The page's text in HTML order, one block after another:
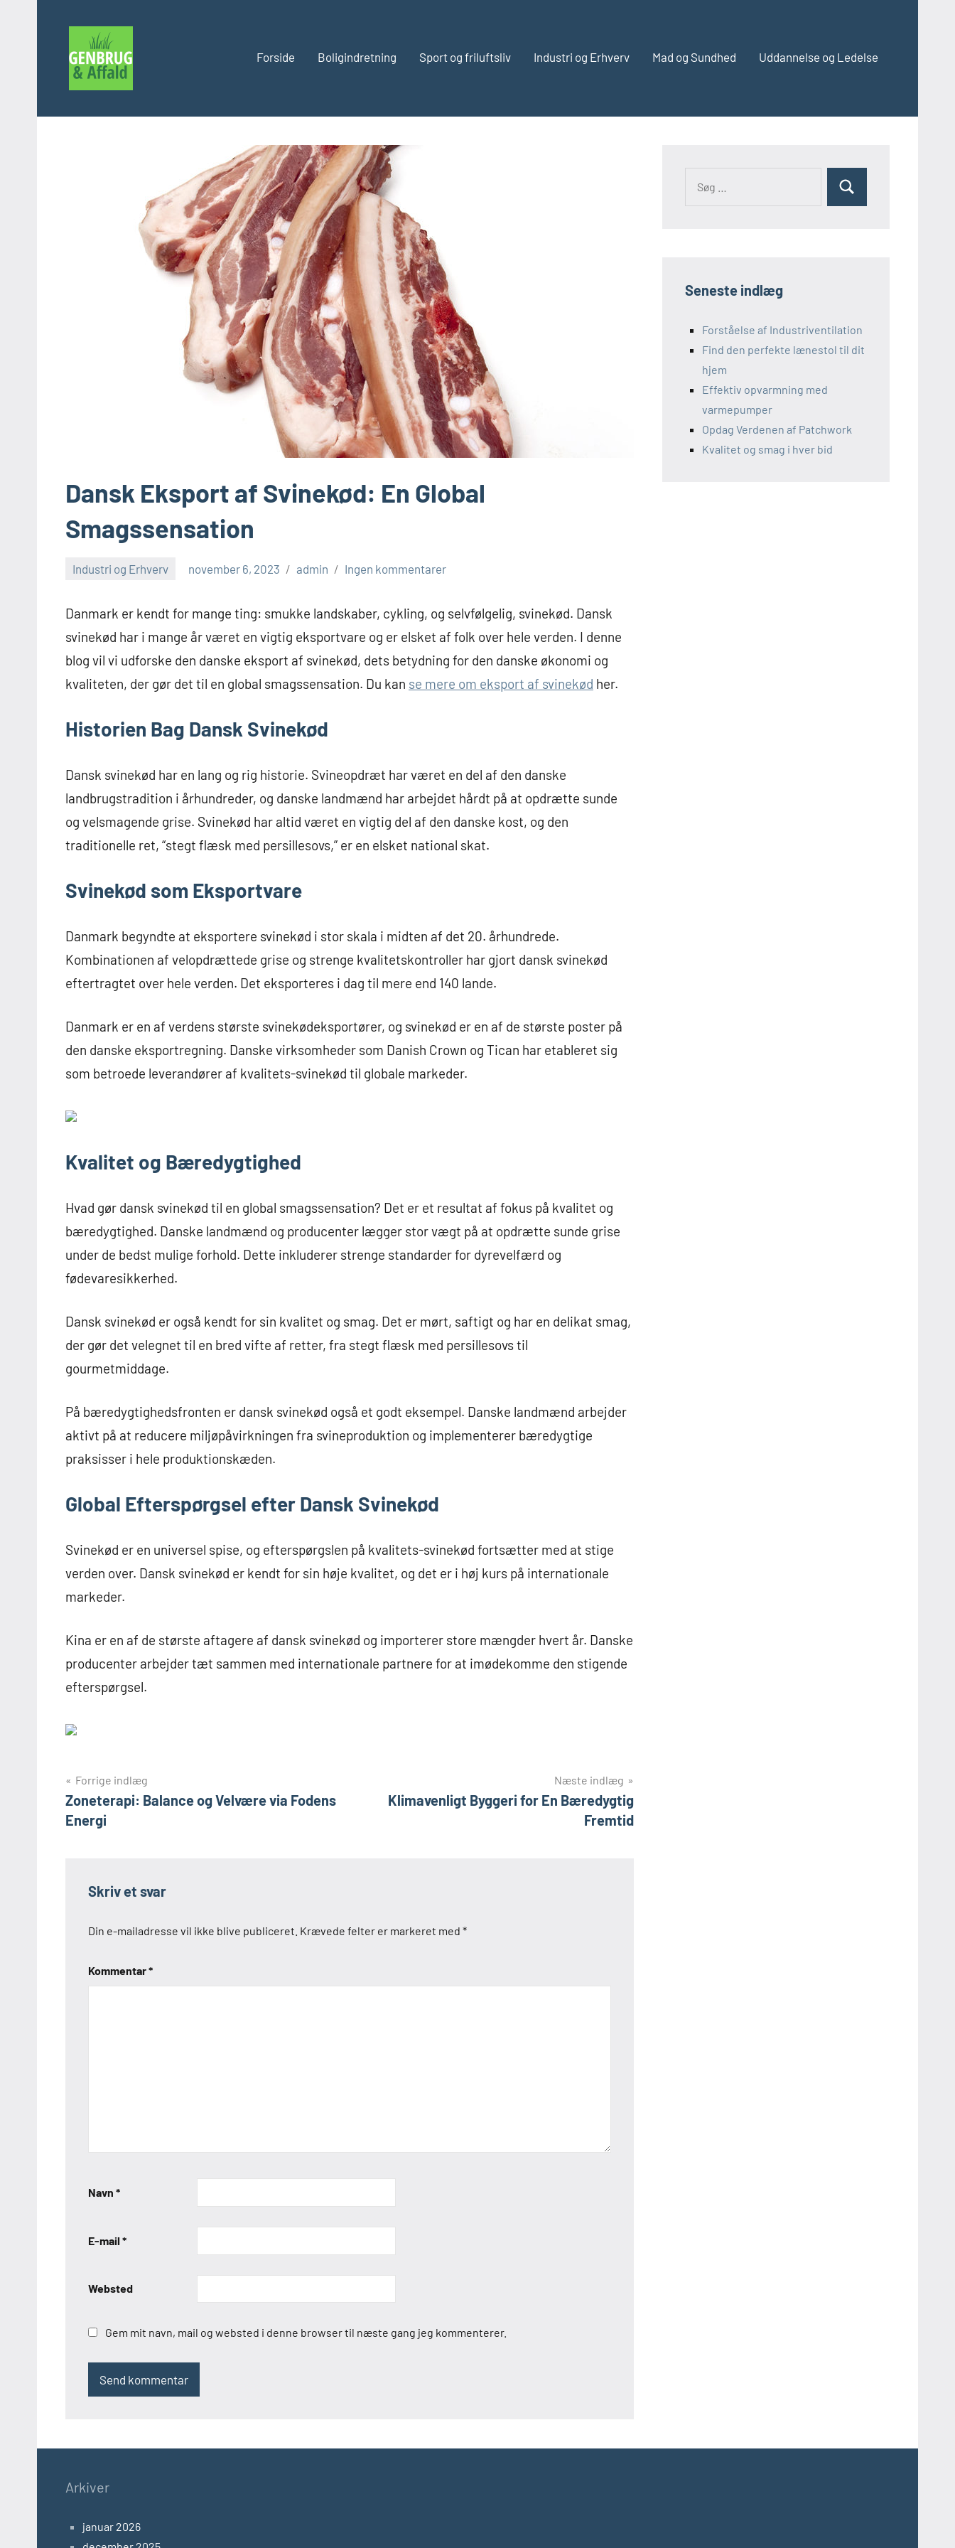
indhold
og
Forside Boligindretning Sport og friluftsliv Industri og Erhverv Mad og Sundhed Uddannelse og Ledelse
Dansk Eksport af Svinekød: En Global
Smagssensation
Industri og Erhverv november 6, 2023 admin Ingen kommentarer
Danmark er kendt for mange ting: smukke landskaber, cykling, og selvfølgelig, svinekød. Dansk
svinekød har i mange år været en vigtig eksportvare og er elsket af folk over hele verden. I denne
blog vil vi udforske den danske eksport af svinekød, dets betydning for den danske økonomi og
kvaliteten, der gør det til en global smagssensation. Du kan se mere om eksport af svinekød her.
Historien Bag Dansk Svinekød
Dansk svinekød har en lang og rig historie. Svineopdræt har været en del af den danske
landbrugstradition i århundreder, og danske landmænd har arbejdet hårdt på at opdrætte sunde
og velsmagende grise. Svinekød har altid været en vigtig del af den danske kost, og den
traditionelle ret, “stegt flæsk med persillesovs,” er en elsket national skat.
Svinekød som Eksportvare
Danmark begyndte at eksportere svinekød i stor skala i midten af det 20. århundrede.
Kombinationen af velopdrættede grise og strenge kvalitetskontroller har gjort dansk svinekød
eftertragtet over hele verden. Det eksporteres i dag til mere end 140 lande.
Danmark er en af verdens største svinekødeksportører, og svinekød er en af de største poster på
den danske eksportregning. Danske virksomheder som Danish Crown og Tican har etableret sig
som betroede leverandører af kvalitets-svinekød til globale markeder.
Kvalitet og Bæredygtighed
Hvad gør dansk svinekød til en global smagssensation? Det er et resultat af fokus på kvalitet og
bæredygtighed. Danske landmænd og producenter lægger stor vægt på at opdrætte sunde grise
under de bedst mulige forhold. Dette inkluderer strenge standarder for dyrevelfærd og
fødevaresikkerhed.
Dansk svinekød er også kendt for sin kvalitet og smag. Det er mørt, saftigt og har en delikat smag,
der gør det velegnet til en bred vifte af retter, fra stegt flæsk med persillesovs til
gourmetmiddage.
På bæredygtighedsfronten er dansk svinekød også et godt eksempel. Danske landmænd arbejder
aktivt på at reducere miljøpåvirkningen fra svineproduktion og implementerer bæredygtige
praksisser i hele produktionskæden.
Global Efterspørgsel efter Dansk Svinekød
Svinekød er en universel spise, og efterspørgslen på kvalitets-svinekød fortsætter med at stige
verden over. Dansk svinekød er kendt for sin høje kvalitet, og det er i høj kurs på internationale
markeder.
Kina er en af de største aftagere af dansk svinekød og importerer store mængder hvert år. Danske
producenter arbejder tæt sammen med internationale partnere for at imødekomme den stigende
efterspørgsel.
Indlægsnavigation
Forrige indlæg
Zoneterapi: Balance og Velvære via Fodens
Energi
Næste indlæg
Klimavenligt Byggeri for En Bæredygtig
Fremtid
Skriv et svar
Din e-mailadresse vil ikke blive publiceret. Krævede felter er markeret med *
Kommentar*
Navn *
E-mail *
Websted
Gem mit navn, mail og websted i denne browser til næste gang jeg kommenterer.
efter:
Søg
Seneste indlæg
Forståelse af Industriventilation
Find den perfekte lænestol til dit
hjem
Effektiv opvarmning med
varmepumper
Opdag Verdenen af Patchwork
Kvalitet og smag i hver bid
Arkiver
januar 2026